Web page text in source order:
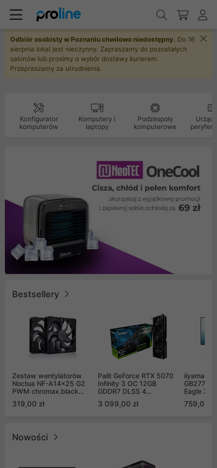
Odbiór osobisty w Poznaniu chwilowo niedostępny. Do 16
sierpnia lokal jest nieczynny. Zapraszamy do pozostałych
salonów lub prosimy o wybór dostawy kurierem.
Przepraszamy za utrudnienia.
Konfigurator
komputerów
Komputery i
laptopy
Podzespoły
komputerowe
Bestsellery
Zestaw wentylatorów
Noctua NF-A14x25 G2
PWM chromax.black
Push Pull (2szt)
319,00 zł
Palit GeForce RTX 5070
Infinity 3 OC 12GB
GDDR7 DLSS 4
GB2050S)
3 099,00 zł
iiyama G-
Eagle 27"
759,00 zł
Nowości